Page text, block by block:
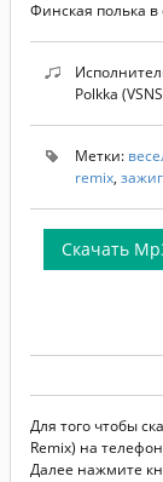
Финская полька
Polkka
Метки:
remix,
Скачать
Для того чтобы
Remix) на
Далее нажмите